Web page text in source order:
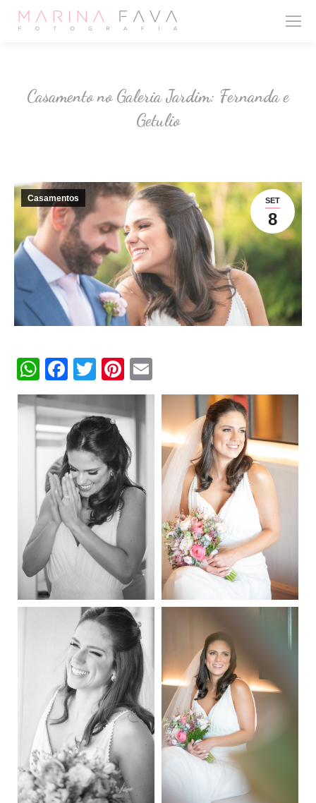
Casamento no Galeria Jardim: Fernanda e
Getulio
SET
8
Casamentos
WhatsApp
Facebook
TwitterPinterest